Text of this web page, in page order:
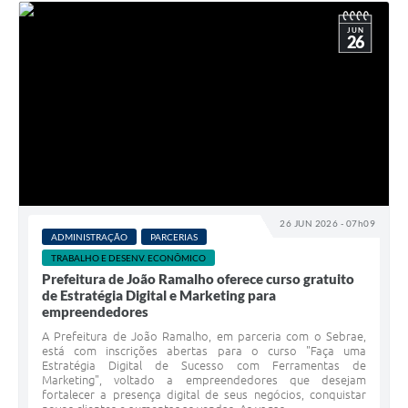
26 JUN 2026 - 07h09
JUN
26
ADMINISTRAÇÃO
PARCERIAS
TRABALHO E DESENV. ECONÔMICO
Prefeitura de João Ramalho oferece curso gratuito
de Estratégia Digital e Marketing para
empreendedores
A Prefeitura de João Ramalho, em parceria com o Sebrae,
está com inscrições abertas para o curso "Faça uma
Estratégia Digital de Sucesso com Ferramentas de
Marketing", voltado a empreendedores que desejam
fortalecer a presença digital de seus negócios, conquistar